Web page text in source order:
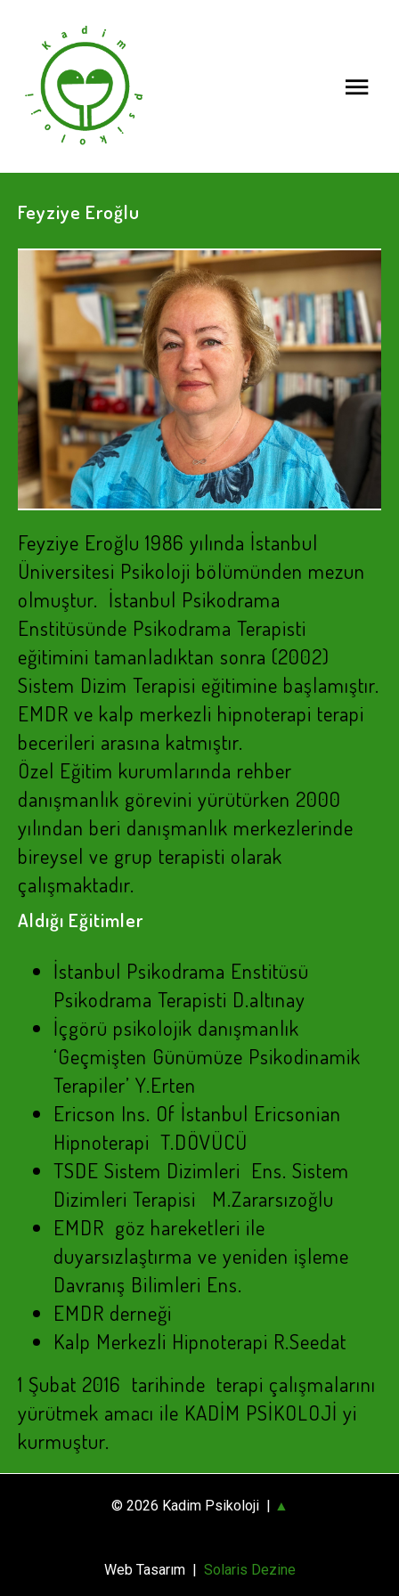
Feyziye Eroğlu
Feyziye Eroğlu 1986 yılında İstanbul
Üniversitesi Psikoloji bölümünden mezun
olmuştur. İstanbul Psikodrama
Enstitüsünde Psikodrama Terapisti
eğitimini tamanladıktan sonra (2002)
Sistem Dizim Terapisi eğitimine başlamıştır.
EMDR ve kalp merkezli hipnoterapi terapi
becerileri arasına katmıştır.
Özel Eğitim kurumlarında rehber
danışmanlık görevini yürütürken 2000
yılından beri danışmanlık merkezlerinde
bireysel ve grup terapisti olarak
çalışmaktadır.
Aldığı Eğitimler
İstanbul Psikodrama Enstitüsü
Psikodrama Terapisti D.altınay
İçgörü psikolojik danışmanlık
‘Geçmişten Günümüze Psikodinamik
Terapiler’ Y.Erten
Ericson Ins. Of İstanbul Ericsonian
Hipnoterapi T.DÖVÜCÜ
TSDE Sistem Dizimleri Ens. Sistem
Dizimleri Terapisi M.Zararsızoğlu
EMDR göz hareketleri ile
duyarsızlaştırma ve yeniden işleme
Davranış Bilimleri Ens.
EMDR derneği
Kalp Merkezli Hipnoterapi R.Seedat
1 Şubat 2016 tarihinde terapi çalışmalarını
yürütmek amacı ile KADİM PSİKOLOJİ yi
kurmuştur.
© 2026 Kadim Psikoloji | ▲
Web Tasarım | Solaris Dezine